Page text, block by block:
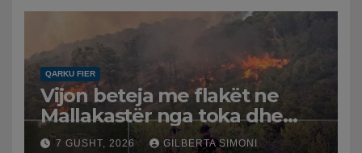
QARKU FIER
Vijon beteja me flakët ne
Mallakastër nga toka dhe
nga ajri me dy helikopterë.
7 GUSHT, 2026 GILBERTA SIMONI